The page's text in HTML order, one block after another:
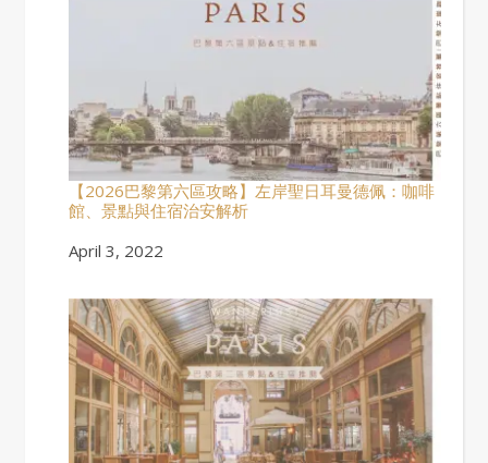
【2026巴黎第六區攻略】左岸聖日耳曼德佩：咖啡
館、景點與住宿治安解析
Date
April 3, 2022